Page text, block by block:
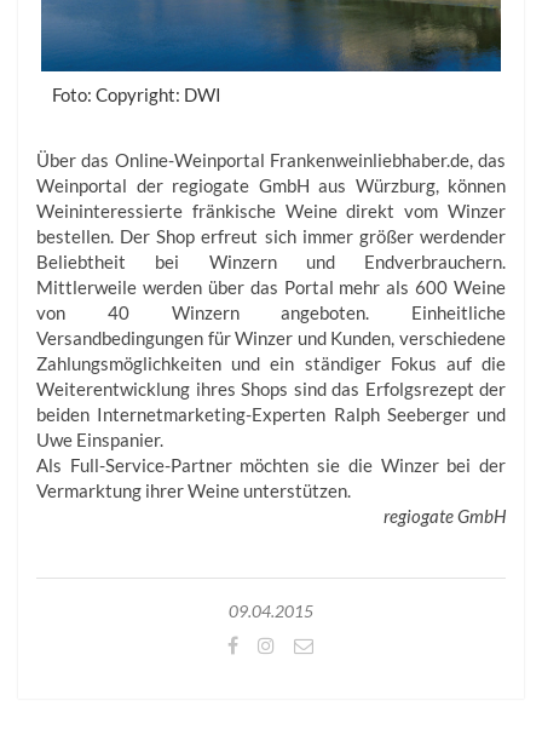
Foto: Copyright: DWI
Über das Online-Weinportal Frankenweinliebhaber.de, das
Weinportal der regiogate GmbH aus Würzburg, können
Weininteressierte fränkische Weine direkt vom Winzer
bestellen. Der Shop erfreut sich immer größer werdender
Beliebtheit bei Winzern und Endverbrauchern.
Mittlerweile werden über das Portal mehr als 600 Weine
von 40 Winzern angeboten. Einheitliche
Versandbedingungen für Winzer und Kunden, verschiedene
Zahlungsmöglichkeiten und ein ständiger Fokus auf die
Weiterentwicklung ihres Shops sind das Erfolgsrezept der
beiden Internetmarketing-Experten Ralph Seeberger und
Uwe Einspanier.
Als Full-Service-Partner möchten sie die Winzer bei der
Vermarktung ihrer Weine unterstützen.
regiogate GmbH
09.04.2015